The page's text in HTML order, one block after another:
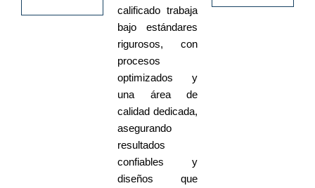
calificado trabaja
bajo estándares
rigurosos, con
procesos
optimizados y
una área de
calidad dedicada,
asegurando
resultados
confiables y
diseños que